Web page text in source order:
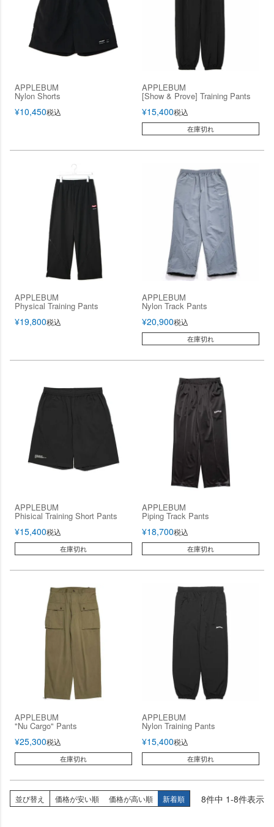
APPLEBUM
Nylon Shorts
¥10,450税込
APPLEBUM
[Show & Prove] Training Pants
¥15,400税込
在庫切れ
APPLEBUM
Physical Training Pants
¥19,800税込
APPLEBUM
Nylon Track Pants
¥20,900税込
在庫切れ
APPLEBUM
Phisical Training Short Pants
¥15,400税込
在庫切れ
APPLEBUM
Piping Track Pants
¥18,700税込
在庫切れ
APPLEBUM
"Nu Cargo" Pants
¥25,300税込
在庫切れ
APPLEBUM
Nylon Training Pants
¥15,400税込
在庫切れ
並び替え 価格が安い順 価格が高い順 新着順 8件中 1-8件表示